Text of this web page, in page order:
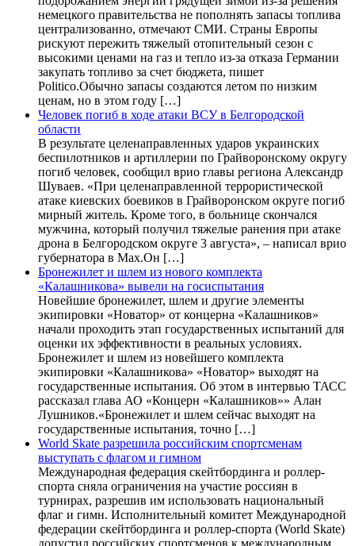
немецкого правительства не пополнять запасы топлива
централизованно, отмечают СМИ. Страны Европы
рискуют пережить тяжелый отопительный сезон с
высокими ценами на газ и тепло из-за отказа Германии
закупать топливо за счет бюджета, пишет
Politico.Обычно запасы создаются летом по низким
ценам, но в этом году […]
Человек погиб в ходе атаки ВСУ в Белгородской
области
В результате целенаправленных ударов украинских
беспилотников и артиллерии по Грайворонскому округу
погиб человек, сообщил врио главы региона Александр
Шуваев. «При целенаправленной террористической
атаке киевских боевиков в Грайворонском округе погиб
мирный житель. Кроме того, в больнице скончался
мужчина, который получил тяжелые ранения при атаке
дрона в Белгородском округе 3 августа», – написал врио
губернатора в Max.Он […]
Бронежилет и шлем из нового комплекта
«Калашникова» вывели на госиспытания
Новейшие бронежилет, шлем и другие элементы
экипировки «Новатор» от концерна «Калашников»
начали проходить этап государственных испытаний для
оценки их эффективности в реальных условиях.
Бронежилет и шлем из новейшего комплекта
экипировки «Калашникова» «Новатор» выходят на
государственные испытания. Об этом в интервью ТАСС
рассказал глава АО «Концерн «Калашников»» Алан
Лушников.«Бронежилет и шлем сейчас выходят на
государственные испытания, точно […]
World Skate разрешила российским спортсменам
выступать с флагом и гимном
Международная федерация скейтбординга и роллер-
спорта сняла ограничения на участие россиян в
турнирах, разрешив им использовать национальный
флаг и гимн. Исполнительный комитет Международной
федерации скейтбординга и роллер-спорта (World Skate)
допустил российских спортсменов к международным